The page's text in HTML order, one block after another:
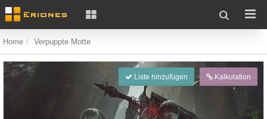
Home Verpuppte Motte
Liste hinzufügen Kalkulation